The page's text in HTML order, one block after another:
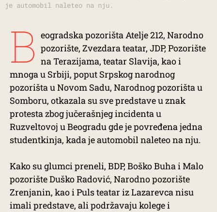
je automobil naleteo na nju.
B eogradska pozorišta Atelje 212, Narodno
pozorište, Zvezdara teatar, JDP, Pozorište
na Terazijama, teatar Slavija, kao i
mnoga u Srbiji, poput Srpskog narodnog
pozorišta u Novom Sadu, Narodnog pozorišta u
Somboru, otkazala su sve predstave u znak
protesta zbog jučerašnjeg incidenta u
Ruzveltovoj u Beogradu gde je povređena jedna
studentkinja, kada je automobil naleteo na nju.
Kako su glumci preneli, BDP, Boško Buha i Malo
pozorište Duško Radović, Narodno pozorište
Zrenjanin, kao i Puls teatar iz Lazarevca nisu
imali predstave, ali podržavaju kolege i